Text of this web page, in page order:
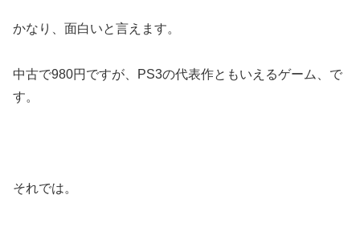
かなり、面白いと言えます。
中古で980円ですが、PS3の代表作ともいえるゲーム、で
す。
それでは。